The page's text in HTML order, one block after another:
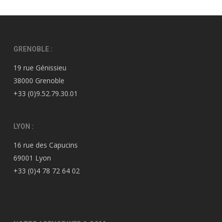
GRENOBLE :
19 rue Génissieu
38000 Grenoble
+33 (0)9.52.79.30.01
LYON :
16 rue des Capucins
69001 Lyon
+33 (0)4 78 72 64 02